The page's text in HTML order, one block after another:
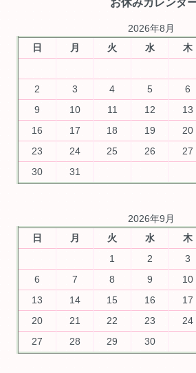
2026年8月
日
月 火 水 木
2
3 4 5 6
9
10 11 12 13
16
17 18 19 20
23
24 25 26 27
30
31
2026年9月
日
月 火 水 木
1
2 3
6
7 8 9 10
13
14 15 16 17
20
21 22 23 24
27
28 29 30